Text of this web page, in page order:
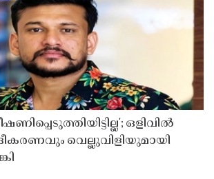
ഒളിവിൽ
വെല്ലുവിളിയുമായി